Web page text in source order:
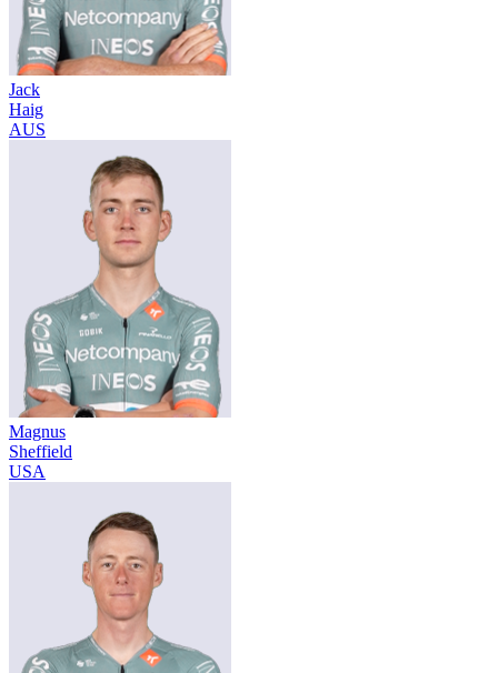
Jack
Haig
AUS
Magnus
Sheffield
USA